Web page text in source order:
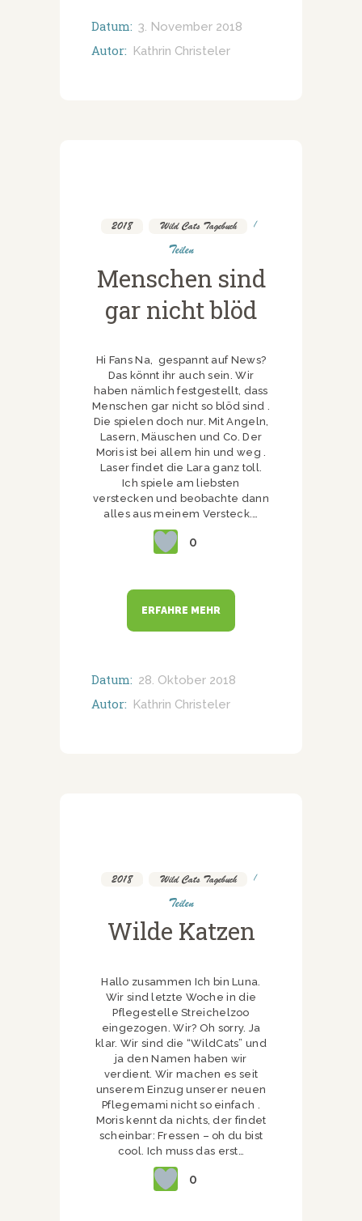
Datum: 3. November 2018
Autor: Kathrin Christeler
2018 Wild Cats Tagebuch
Teilen
Menschen sind
gar nicht blöd
Hi Fans Na, gespannt auf News?
Das könnt ihr auch sein. Wir
haben nämlich festgestellt, dass
Menschen gar nicht so blöd sind .
Die spielen doch nur. Mit Angeln,
Lasern, Mäuschen und Co. Der
Moris ist bei allem hin und weg .
Laser findet die Lara ganz toll.
Ich spiele am liebsten
verstecken und beobachte dann
alles aus meinem Versteck.…
0
ERFAHRE MEHR
Datum: 28. Oktober 2018
Autor: Kathrin Christeler
2018 Wild Cats Tagebuch
Teilen
Wilde Katzen
Hallo zusammen Ich bin Luna.
Wir sind letzte Woche in die
Pflegestelle Streichelzoo
eingezogen. Wir? Oh sorry. Ja
klar. Wir sind die “WildCats” und
ja den Namen haben wir
verdient. Wir machen es seit
unserem Einzug unserer neuen
Pflegemami nicht so einfach .
Moris kennt da nichts, der findet
scheinbar: Fressen – oh du bist
cool. Ich muss das erst…
0